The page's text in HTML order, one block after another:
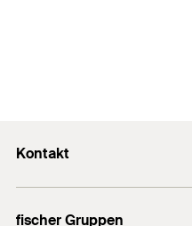
Kontakt
fischer Gruppen